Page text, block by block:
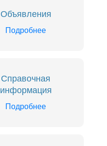
Объявления
Подробнее
Справочная
информация
Подробнее